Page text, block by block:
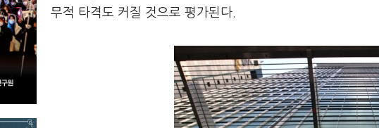
무적 타격도 커질 것으로 평가된다.